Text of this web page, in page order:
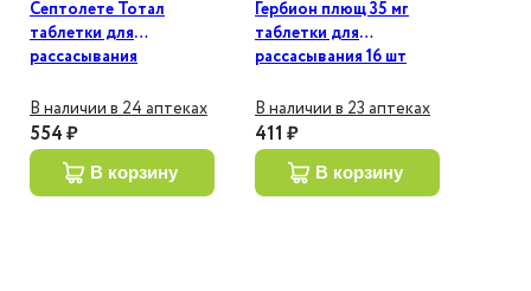
Септолете Тотал
таблетки для
рассасывания
В наличии в 24 аптеках
554 ₽
в корзину
Гербион плющ 35 мг
таблетки для
рассасывания 16 шт
В наличии в 23 аптеках
411 ₽
в корзину